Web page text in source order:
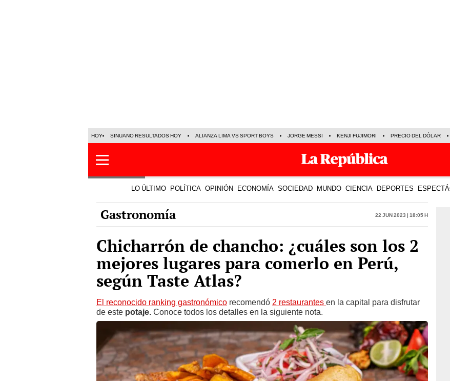
HOY SINUANO RESULTADOS HOY ALIANZA LIMA VS SPORT BOYS JORGE MESSI KENJI FUJIMORI PRECIO DEL DÓLAR
LO ÚLTIMO POLÍTICA OPINIÓN ECONOMÍA SOCIEDAD MUNDO CIENCIA DEPORTES
Gastronomía 22 Jun 2023 | 18:05 h
Chicharrón de chancho: ¿cuáles son los 2
mejores lugares para comerlo en Perú,
según Taste Atlas?
El reconocido ranking gastronómico recomendó 2 restaurantes en la capital para disfrutar
de este potaje. Conoce todos los detalles en la siguiente nota.